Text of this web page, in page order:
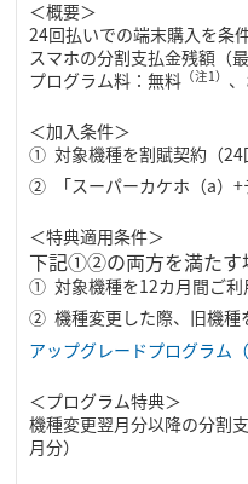
＜概要＞
24回払いでの端末購入を条
スマホの分割支払金残額（
プログラム料：無料 （注1）
＜加入条件＞
対象機種を割賦契約（24
「スーパーカケホ（a
＜特典適用条件＞
下記①②の両方を満たす
対象機種を12カ月間ご
機種変更した際、旧機
アップグレードプログラム
＜プログラム特典＞
機種変更翌月分以降の分割
月分）